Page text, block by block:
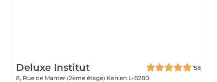
Deluxe Institut
158
8, Rue de Mamer (2ème étage) Kehlen L-8280